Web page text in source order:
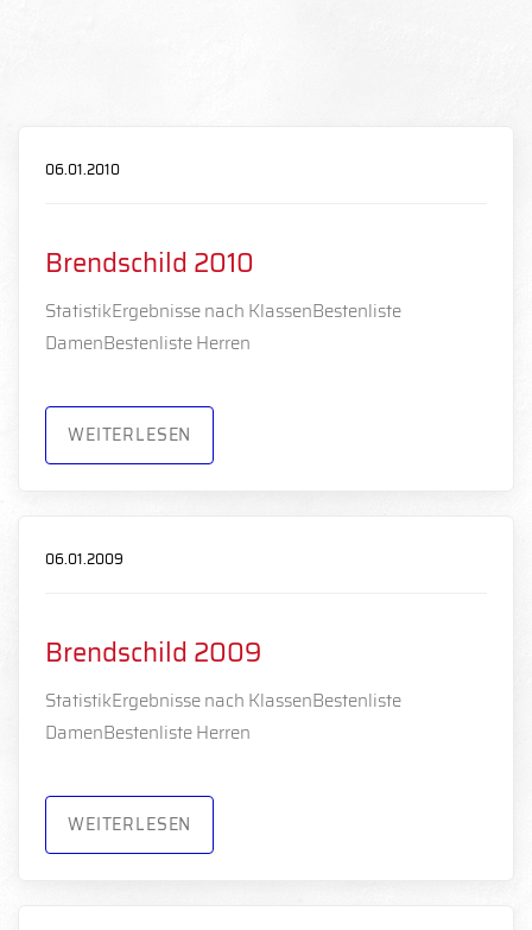
06.01.2010
Brendschild 2010
StatistikErgebnisse nach KlassenBestenliste
DamenBestenliste Herren
WEITERLESEN
06.01.2009
Brendschild 2009
StatistikErgebnisse nach KlassenBestenliste
DamenBestenliste Herren
WEITERLESEN